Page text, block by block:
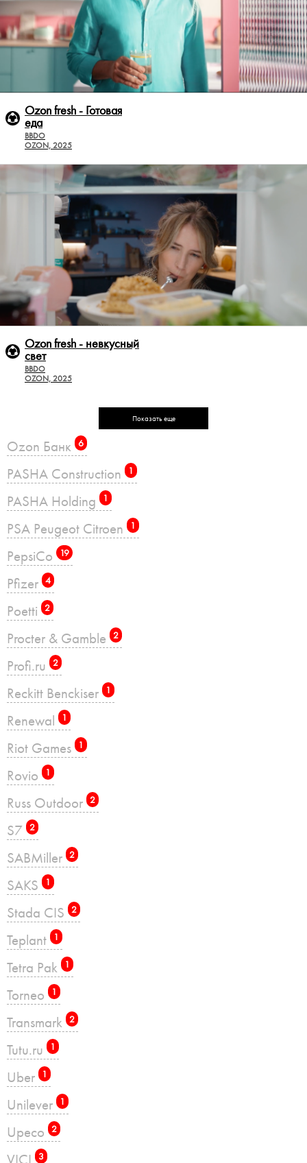
Ozon fresh - Готовая
еда
BBDO
OZON, 2025
Ozon fresh - невкусный
cвет
BBDO
OZON, 2025
Показать еще
Ozon Банк 6
PASHA Construction 1
PASHA Holding 1
PSA Peugeot Citroen 1
PepsiCo 19
Pfizer 4
Poetti 2
Procter & Gamble 2
Profi.ru 2
Reckitt Benckiser 1
Renewal 1
Riot Games 1
Rovio 1
Russ Outdoor 2
S7 2
SABMiller 2
SAKS 1
Stada CIS 2
Teplant 1
Tetra Pak 1
Torneo 1
Transmark 2
Tutu.ru 1
Uber 1
Unilever 1
Upeco 2
VICI 3